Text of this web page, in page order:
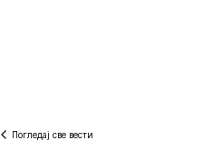
Погледај све вести